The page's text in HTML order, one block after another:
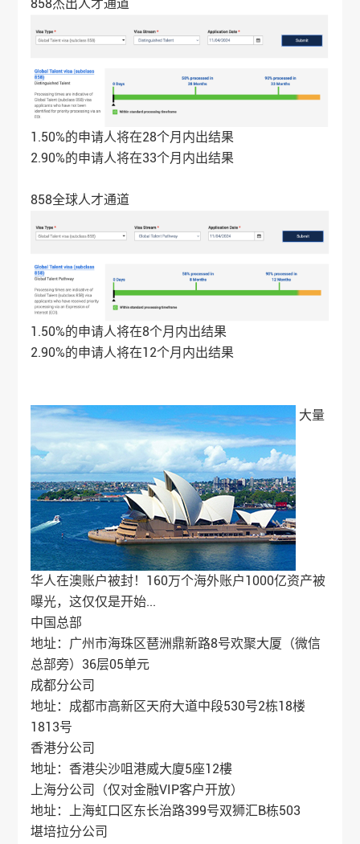
858杰出人才通道
1.50%的申请人将在28个月内出结果
2.90%的申请人将在33个月内出结果
858全球人才通道
1.50%的申请人将在8个月内出结果
2.90%的申请人将在12个月内出结果
大量
华人在澳账户被封！160万个海外账户1000亿资产被
曝光，这仅仅是开始...
中国总部
地址：广州市海珠区琶洲鼎新路8号欢聚大厦（微信
总部旁）36层05单元
成都分公司
地址：成都市高新区天府大道中段530号2栋18楼
1813号
香港分公司
地址：香港尖沙咀港威大廈5座12樓
上海分公司（仅对金融VIP客户开放）
地址：上海虹口区东长治路399号双狮汇B栋503
堪培拉分公司